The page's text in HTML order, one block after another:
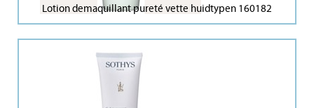
Lotion demaquillant pureté vette huidtypen 160182